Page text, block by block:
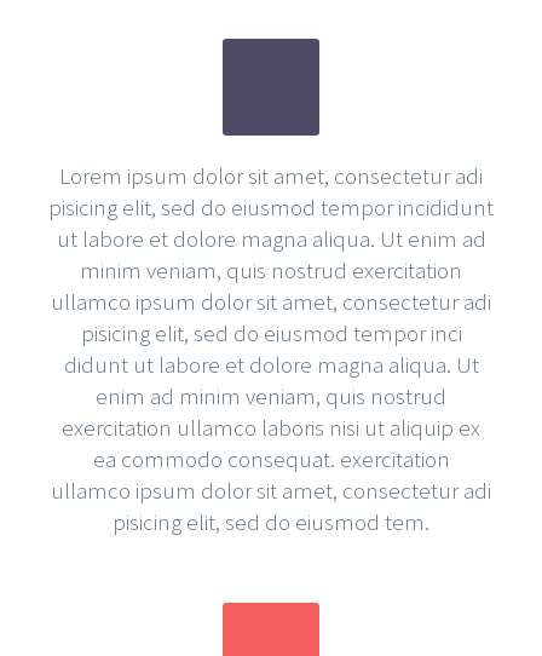
Lorem ipsum dolor sit amet, consectetur adi
pisicing elit, sed do eiusmod tempor incididunt
ut labore et dolore magna aliqua. Ut enim ad
minim veniam, quis nostrud exercitation
ullamco ipsum dolor sit amet, consectetur adi
pisicing elit, sed do eiusmod tempor inci
didunt ut labore et dolore magna aliqua. Ut
enim ad minim veniam, quis nostrud
exercitation ullamco laboris nisi ut aliquip ex
ea commodo consequat. exercitation
ullamco ipsum dolor sit amet, consectetur adi
pisicing elit, sed do eiusmod tem.